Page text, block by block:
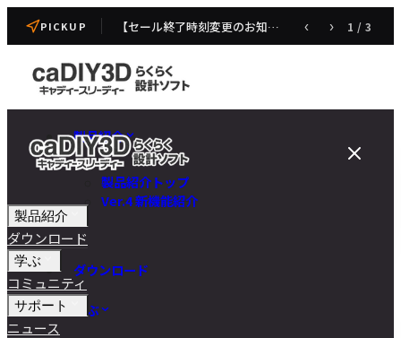
PICKUP 【セール終了時刻変更のお知らせ】caDIY3D V4 発売記念セール ‹ › 1 /3
製品紹介
製品紹介トップ
Ver.4 新機能紹介
ダウンロード
学ぶ
製品紹介
ダウンロード
学ぶ
コミュニティ
サポート
ニュース